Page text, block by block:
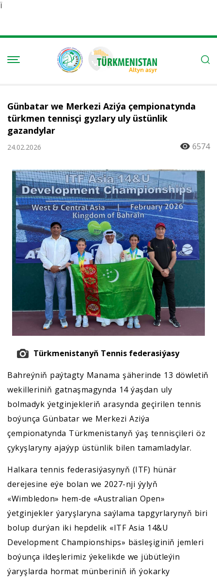
Ï
Günbatar we Merkezi Aziýa çempionatynda
türkmen tennisçi gyzlary uly üstünlik
gazandylar
24.02.2026 6574
Türkmenistanyň Tennis federasiýasy
Bahreýniň paýtagty Manama şäherinde 13 döwletiň
wekilleriniň gatnaşmagynda 14 ýaşdan uly
bolmadyk ýetginjekleriň arasynda geçirilen tennis
boýunça Günbatar we Merkezi Aziýa
çempionatynda Türkmenistanyň ýaş tennisçileri öz
çykyşlaryny ajaýyp üstünlik bilen tamamladylar.
Halkara tennis federasiýasynyň (ITF) hünär
derejesine eýe bolan we 2027-nji ýylyň
«Wimbledon» hem-de «Australian Open»
ýetginjekler ýaryşlaryna saýlama tapgyrlarynyň biri
bolup durýan iki hepdelik «ITF Asia 14&U
Development Championships» bäsleşiginiň jemleri
boýunça ildeşlerimiz ýekelikde we jübütleýin
ýaryşlarda hormat münberiniň iň ýokarky